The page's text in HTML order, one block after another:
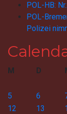
POL-HB:
POL-
Polizei
M D
5
6
12
13